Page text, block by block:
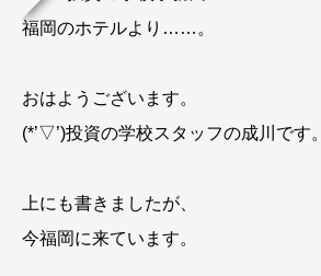
福岡のホテルより……。
おはようございます。
(*’▽’)投資の学校スタッフの成川です。
上にも書きましたが、
今福岡に来ています。